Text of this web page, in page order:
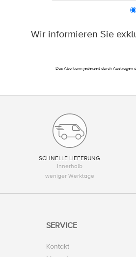
Wir informieren Sie
Das Abo kann jederzeit durch Austragen
SCHNELLE LIEFERUNG
Innerhalb
weniger Werktage
SERVICE
Kontakt